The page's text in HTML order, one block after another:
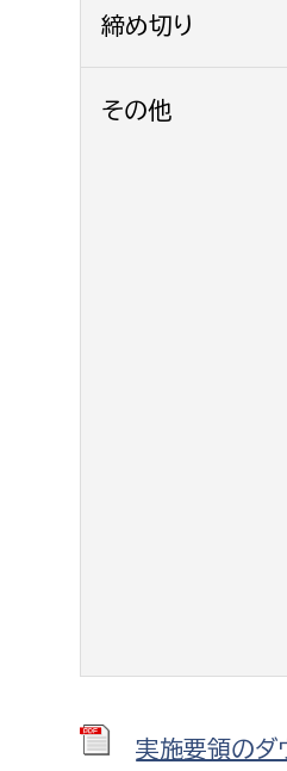
締め切り
その他
実施要領のダ